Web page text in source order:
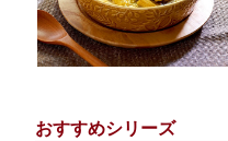
おすすめシリーズ